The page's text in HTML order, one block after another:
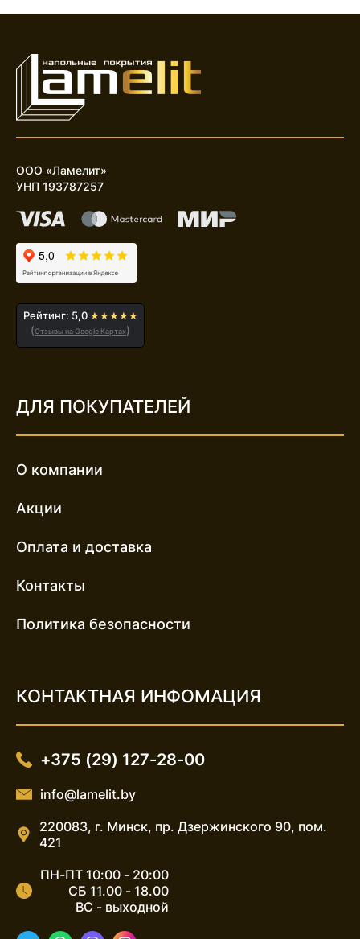
ООО «Ламелит»
УНП 193787257
Рейтинг: 5,0 ★★★★★
(Отзывы на Google Картах)
ДЛЯ ПОКУПАТЕЛЕЙ
О компании
Акции
Оплата и доставка
Контакты
Политика безопасности
КОНТАКТНАЯ ИНФОМАЦИЯ
+375 (29) 127-28-00
info@lamelit.by
220083, г. Минск, пр. Дзержинского 90, пом.
421
ПН-ПТ 10:00 - 20:00
СБ 11.00 - 18.00
ВС - выходной